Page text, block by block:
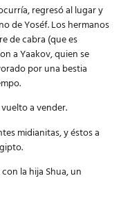
regresó al lugar y
de Yoséf. Los hermanos
de cabra (que es
a Yaakov, quien se
por una bestia
a vender.
midianitas, y éstos a
la hija Shua, un